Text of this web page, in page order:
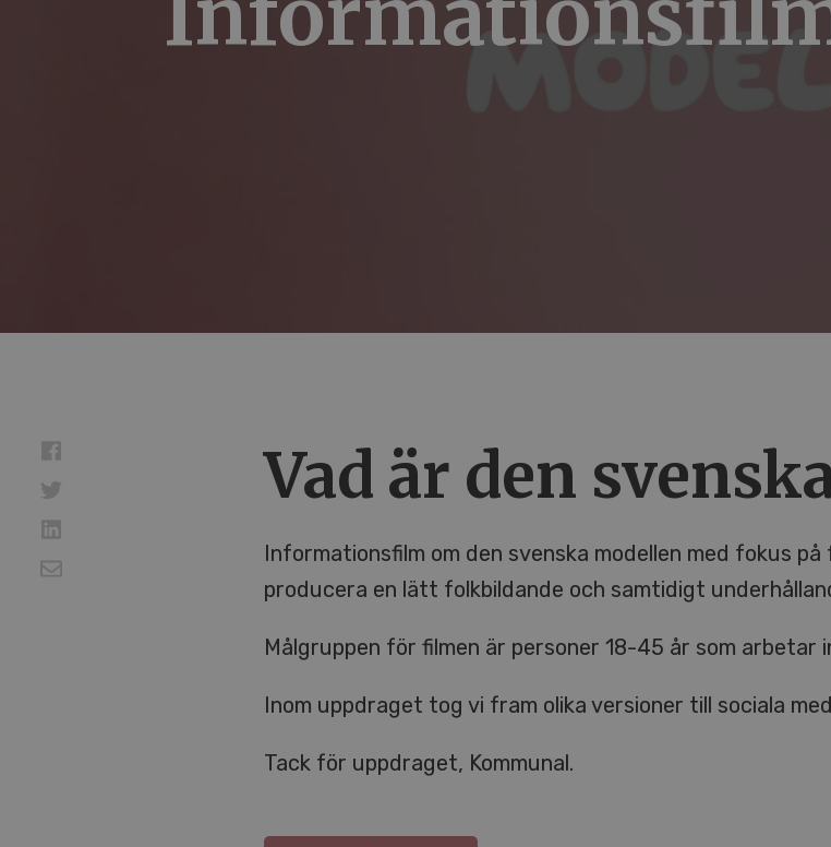
Vad är den
Informationsfilm om den svenska modellen med fokus
producera en lätt folkbildande och samtidigt
Målgruppen för filmen är personer 18-45 år som arbetar
Inom uppdraget tog vi fram olika versioner till sociala
Tack för uppdraget, Kommunal.